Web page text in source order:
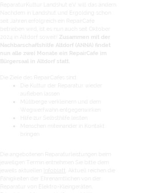
ReparaturKultur Landshut e.V. will das ändern.
Nachdem in Landshut und Ergolding schon
seit Jahren erfolgreich ein RepairCafe
betrieben wird, ist es nun auch seit Oktober
2024 in Altdorf soweit! Zusammen mit der
Nachbarschaftshilfe Altdorf (ANNA) findet
nun alle zwei Monate ein RepairCafe im
Bürgersaal in Altdorf statt.
Die Ziele des RepairCafes sind:
Die Kultur der Reparatur wieder
aufleben lassen
Müllberge verkleinern und dem
Wegwerfwahn entgegenwirken
Hilfe zur Selbsthilfe leisten
Menschen miteinander in Kontakt
Die angebotenen Reparaturleistungen beim
jeweiligen Termin entnehmen Sie bitte dem
jeweils aktuellen
Infoblatt
. Aktuell reichen die
Fähigkeiten der Ehrenamtlichen von der
Reparatur von Elektro-Kleingeräten,